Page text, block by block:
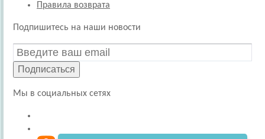
Правила возврата
Подпишитесь на наши новости
Подписаться
Мы в социальных сетях